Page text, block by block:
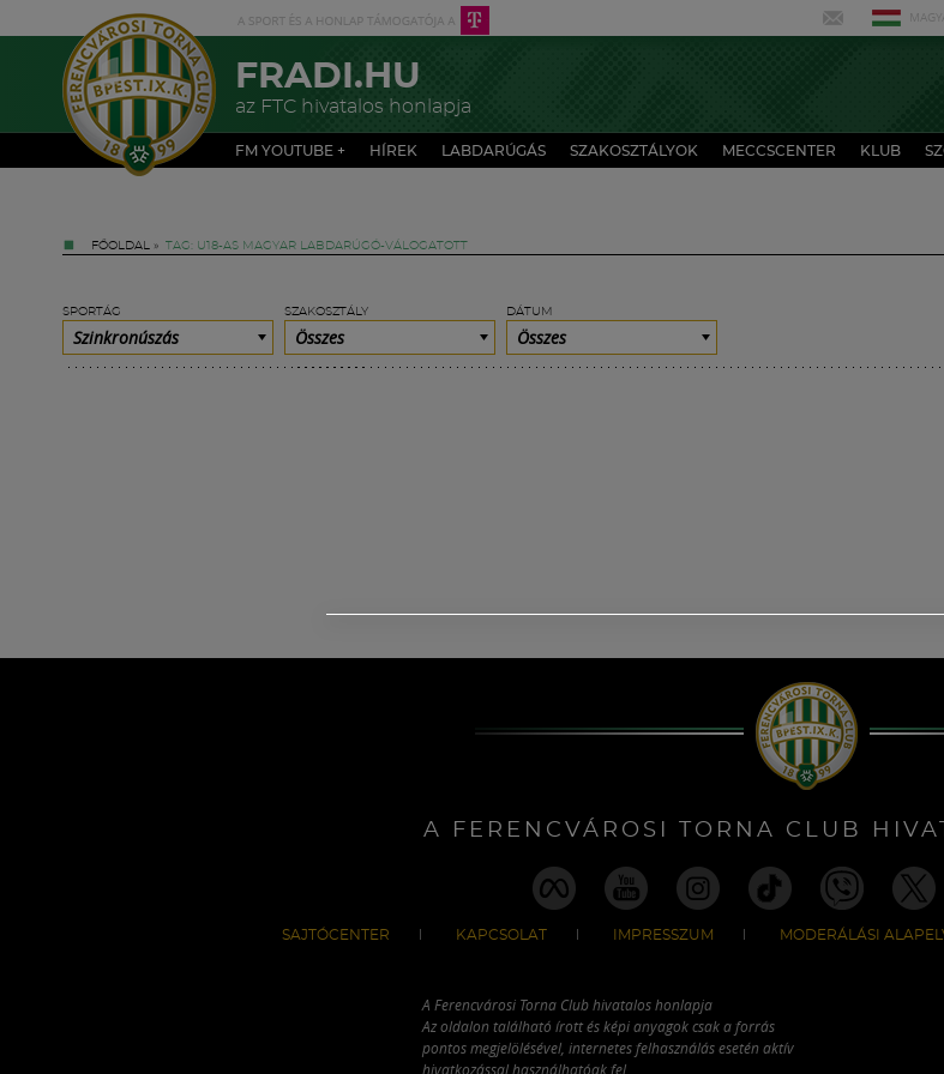
FRADI.HU
az FTC hivatalos honlapja
FM YOUTUBE + HÍREK LABDARÚGÁS SZAKOSZTÁLYOK MECCSCENTER KLUB
FŐOLDAL » TAG: U18-AS MAGYAR LABDARÚGÓ-VÁLOGATOTT
SPORTÁG
Szinkronúszás
SZAKOSZTÁLY
Összes
DÁTUM
Összes
A FERENCVÁROSI TORNA CLUB
SAJTÓCENTER KAPCSOLAT IMPRESSZUM MODERÁLÁSI
A Ferencvárosi Torna Club hivatalos honlapja
Az oldalon található írott és képi anyagok csak a forrás
pontos megjelölésével, internetes felhasználás esetén aktív
hivatkozással használhatóak fel.